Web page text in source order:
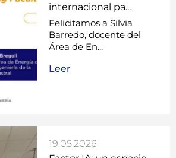
La Facultad de
Ingeniería de la
Universidad Austral ...
en LinkedIn